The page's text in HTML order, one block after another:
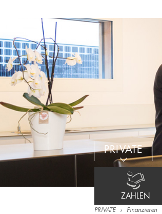
PRIVATE
ZAHLEN
PRIVATE Finanzieren